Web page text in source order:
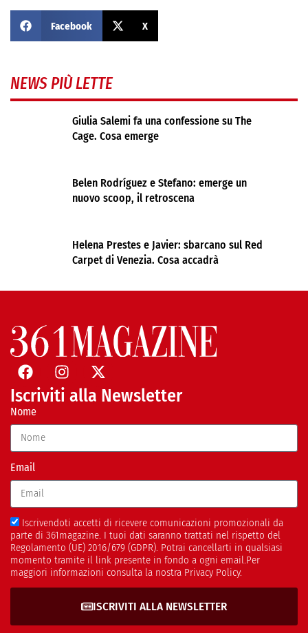
Facebook X
NEWS PIÙ LETTE
Giulia Salemi fa una confessione su The
Cage. Cosa emerge
Belen Rodríguez e Stefano: emerge un
nuovo scoop, il retroscena
Helena Prestes e Javier: sbarcano sul Red
Carpet di Venezia. Cosa accadrà
Iscriviti alla Newsletter
Nome
Email
Iscrivendoti accetti di ricevere comunicazioni promozionali da
parte di 361magazine. I tuoi dati saranno trattati nel rispetto del
Regolamento (UE) 2016/679 (GDPR). Potrai cancellarti in qualsiasi
momento tramite il link presente in fondo a ogni email.Per
maggiori informazioni consulta la nostra Privacy Policy.
ISCRIVITI ALLA NEWSLETTER